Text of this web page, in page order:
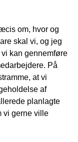
om, hvor og
skal vi, og jeg
kan gennemføre
På
at vi
af
planlagte
vi gerne ville